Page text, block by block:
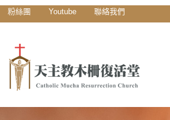
粉絲團 Youtube 聯絡我們